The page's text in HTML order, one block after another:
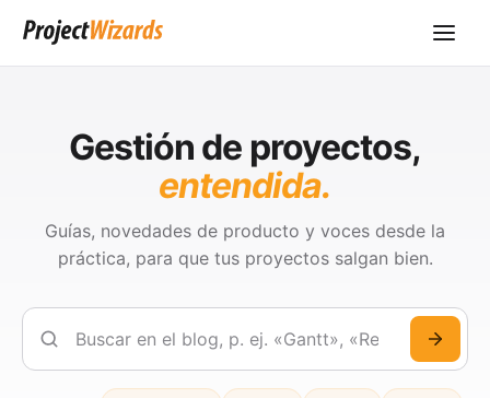
Gestión de proyectos,
entendida.
Guías, novedades de producto y voces desde la
práctica, para que tus proyectos salgan bien.
Buscar